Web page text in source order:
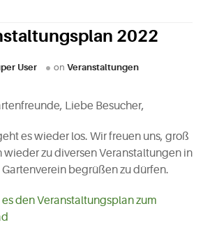
2022
User on Veranstaltungen
Liebe Besucher,
es wieder los. Wir freuen uns, groß
wieder zu diversen Veranstaltungen in
Gartenverein begrüßen zu dürfen.
den Veranstaltungsplan zum